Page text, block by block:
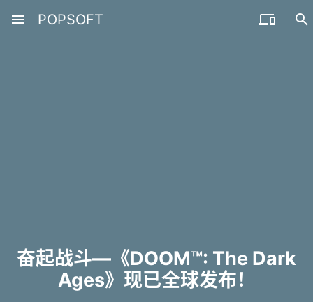
menu POPSOFT  
奋起战斗—《DOOM™: The Dark
Ages》现已全球发布！